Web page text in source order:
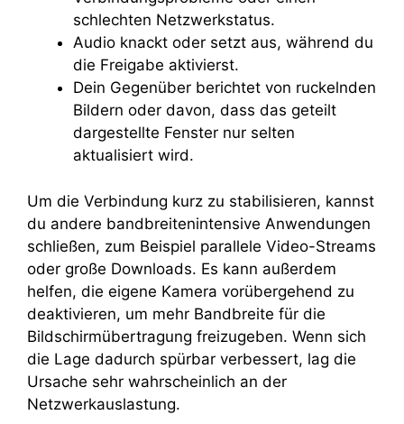
schlechten Netzwerkstatus.
Audio knackt oder setzt aus, während du
die Freigabe aktivierst.
Dein Gegenüber berichtet von ruckelnden
Bildern oder davon, dass das geteilt
dargestellte Fenster nur selten
aktualisiert wird.
Um die Verbindung kurz zu stabilisieren, kannst
du andere bandbreitenintensive Anwendungen
schließen, zum Beispiel parallele Video-Streams
oder große Downloads. Es kann außerdem
helfen, die eigene Kamera vorübergehend zu
deaktivieren, um mehr Bandbreite für die
Bildschirmübertragung freizugeben. Wenn sich
die Lage dadurch spürbar verbessert, lag die
Ursache sehr wahrscheinlich an der
Netzwerkauslastung.